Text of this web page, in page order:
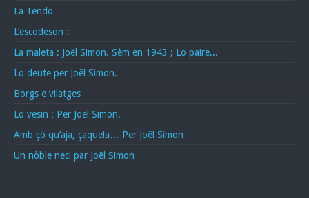
La Tendo
L’escodeson :
La maleta : Joël Simon. Sèm en 1943 ; Lo paire...
Lo deute per Joël Simon.
Borgs e vilatges
Lo vesin : Per Joël Simon.
Amb çò qu’aja, çaquela… Per Joël Simon
Un nòble neci par Joël Simon